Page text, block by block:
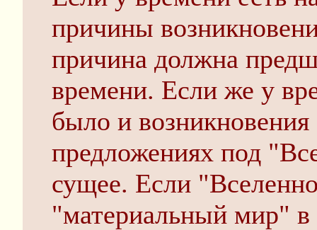
причины
причина должна
времени. Если же у
было и
предложениях под
сущее. Если
"материальный мир" в